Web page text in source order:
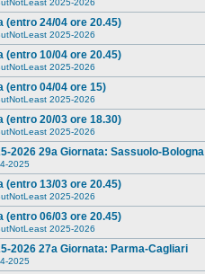
2025-2026
(entro 24/04 ore 20.45)
2025-2026
(entro 10/04 ore 20.45)
2025-2026
(entro 04/04 ore 15)
2025-2026
(entro 20/03 ore 18.30)
2025-2026
2026 29a Giornata: Sassuolo-Bologna
2025
(entro 13/03 ore 20.45)
2025-2026
(entro 06/03 ore 20.45)
2025-2026
2026 27a Giornata: Parma-Cagliari
2025